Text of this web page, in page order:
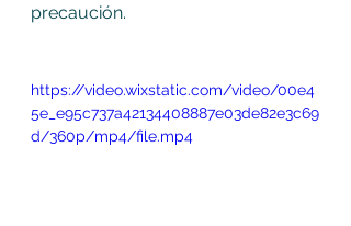
precaución.
https://video.wixstatic.com/video/00e4
5e_e95c737a42134408887e03de82e3c69
d/360p/mp4/file.mp4